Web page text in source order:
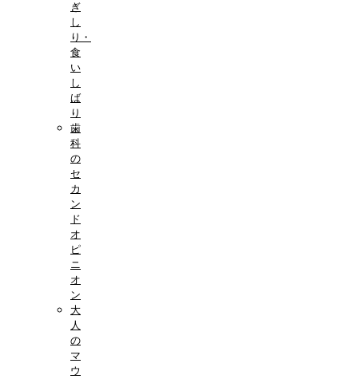
ぎ
し
り・
食
い
し
ば
り
歯
科
の
セ
カ
ン
ド
オ
ピ
ニ
オ
ン
大
人
の
マ
ウ